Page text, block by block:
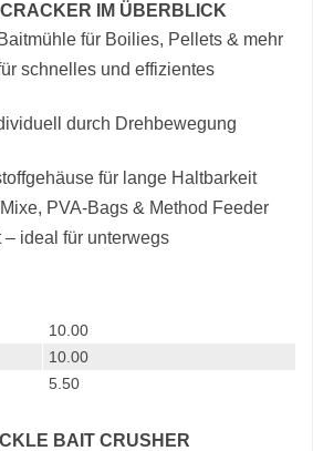
IM ÜBERBLICK
für Boilies, Pellets & mehr
schnelles und effizientes
durch Drehbewegung
für lange Haltbarkeit
PVA-Bags & Method Feeder
– ideal für unterwegs
10.00
10.00
5.50
BAIT CRUSHER